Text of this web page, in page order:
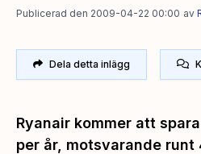
Publicerad den 2009-04-22 00:00 av
Dela detta inlägg
Ryanair kommer att
per år, motsvarande runt